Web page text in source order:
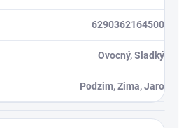
6290362164500
Ovocný, Sladký
Podzim, Zima, Jaro